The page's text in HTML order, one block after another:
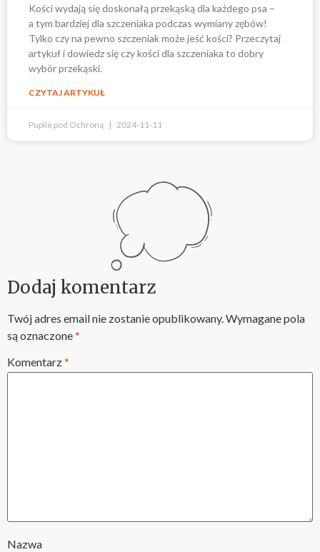
Kości wydają się doskonałą przekąską dla każdego psa –
a tym bardziej dla szczeniaka podczas wymiany zębów!
Tylko czy na pewno szczeniak może jeść kości? Przeczytaj
artykuł i dowiedz się czy kości dla szczeniaka to dobry
wybór przekąski.
CZYTAJ ARTYKUŁ
Pupile pod Ochroną 2024-11-11
Dodaj komentarz
Twój adres email nie zostanie opublikowany. Wymagane pola
są oznaczone*
Komentarz*
Nazwa